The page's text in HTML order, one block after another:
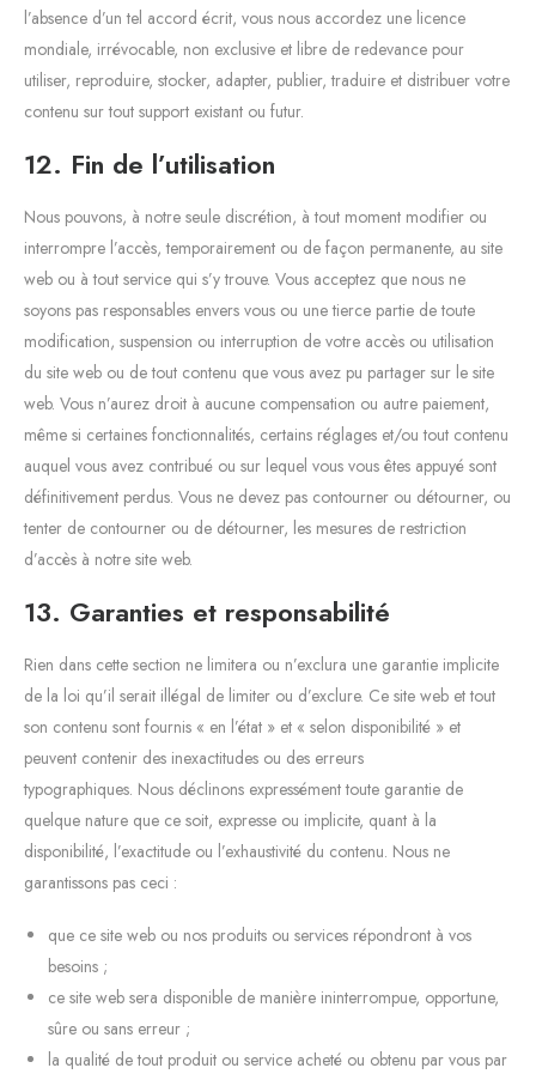
l’absence d’un tel accord écrit, vous nous accordez une licence
mondiale, irrévocable, non exclusive et libre de redevance pour
utiliser, reproduire, stocker, adapter, publier, traduire et distribuer votre
contenu sur tout support existant ou futur.
12. Fin de l’utilisation
Nous pouvons, à notre seule discrétion, à tout moment modifier ou
interrompre l’accès, temporairement ou de façon permanente, au site
web ou à tout service qui s’y trouve. Vous acceptez que nous ne
soyons pas responsables envers vous ou une tierce partie de toute
modification, suspension ou interruption de votre accès ou utilisation
du site web ou de tout contenu que vous avez pu partager sur le site
web. Vous n’aurez droit à aucune compensation ou autre paiement,
même si certaines fonctionnalités, certains réglages et/ou tout contenu
auquel vous avez contribué ou sur lequel vous vous êtes appuyé sont
définitivement perdus. Vous ne devez pas contourner ou détourner, ou
tenter de contourner ou de détourner, les mesures de restriction
d’accès à notre site web.
13. Garanties et responsabilité
Rien dans cette section ne limitera ou n’exclura une garantie implicite
de la loi qu’il serait illégal de limiter ou d’exclure. Ce site web et tout
son contenu sont fournis « en l’état » et « selon disponibilité » et
peuvent contenir des inexactitudes ou des erreurs
typographiques. Nous déclinons expressément toute garantie de
quelque nature que ce soit, expresse ou implicite, quant à la
disponibilité, l’exactitude ou l’exhaustivité du contenu. Nous ne
garantissons pas ceci :
que ce site web ou nos produits ou services répondront à vos
besoins ;
ce site web sera disponible de manière ininterrompue, opportune,
sûre ou sans erreur ;
la qualité de tout produit ou service acheté ou obtenu par vous par